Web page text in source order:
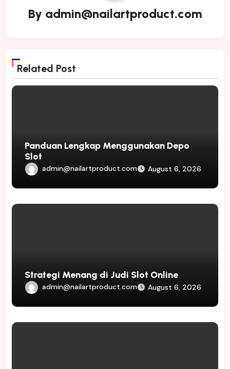
By admin@nailartproduct.com
Related Post
Panduan Lengkap Menggunakan Depo
Slot
admin@nailartproduct.com August 6, 2026
Strategi Menang di Judi Slot Online
admin@nailartproduct.com August 6, 2026